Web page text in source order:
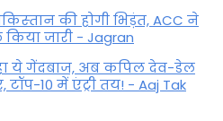
की होगी भिड़ंत, ACC ने
जारी - Jagran
ये गेंदबाज, अब कपिल देव-डेल
टॉप-10 में एंट्री तय! - Aaj Tak